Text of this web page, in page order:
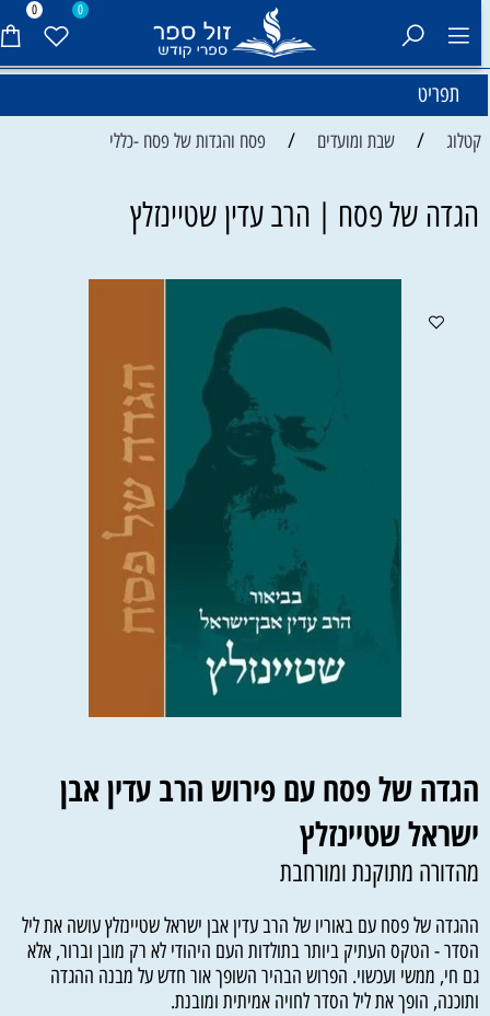
0 0
תפריט
קטלוג / שבת ומועדים / פסח והגדות של פסח -כללי
הגדה של פסח | הרב עדין שטיינזלץ
הגדה של פסח עם פירוש הרב עדין אבן
ישראל שטיינזלץ
מהדורה מתוקנת ומורחבת
ההגדה של פסח עם באוריו של הרב עדין אבן ישראל שטיינזלץ עושה את ליל
הסדר - הטקס העתיק ביותר בתולדות העם היהודי לא רק מובן וברור, אלא
גם חי, ממשי ועכשוי. הפרוש הבהיר השופך אור חדש על מבנה ההגדה
ותוכנה, הופך את ליל הסדר לחויה אמיתית ומובנת.